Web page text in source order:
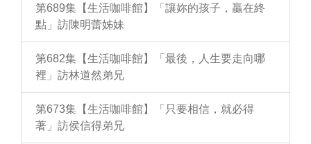
第689集【生活咖啡館】「讓妳的孩子，贏在終
點」訪陳明蕾姊妹
第682集【生活咖啡館】「最後，人生要走向哪
裡」訪林道然弟兄
第673集【生活咖啡館】「只要相信，就必得
著」訪侯信得弟兄